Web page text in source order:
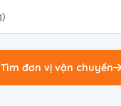
Tìm đơn vị vận chuyển